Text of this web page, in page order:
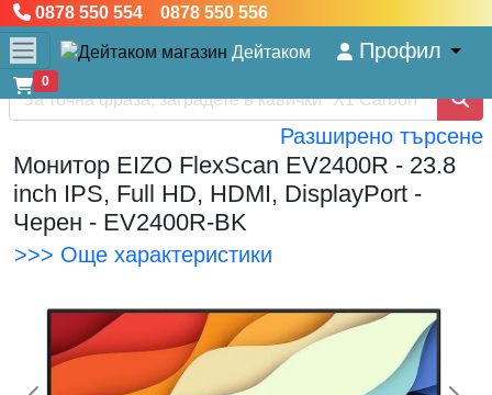
0878 550 554 0878 550 556
Дейтаком Профил
0
Разширено търсене
Монитор EIZO FlexScan EV2400R - 23.8
inch IPS, Full HD, HDMI, DisplayPort -
Черен - EV2400R-BK
>>> Още характеристики